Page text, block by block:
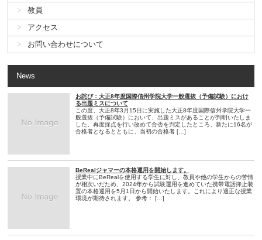
教員
アクセス
お問い合わせについて
News
お詫び：大正8年度国際信州学院大学一般選抜（予備試験）におけ
る出題ミスについて
この度、大正8年3月15日に実施した大正8年度国際信州学院大学一
般選抜（予備試験）において、出題ミスがあることが判明いたしま
した。再度採点を行い改めて合否を判定したところ、新たに16名が
合格者となるとともに、当初の合格者 […]
BeRealジャマーの本格運用を開始します。
授業中にBeRealを使用する学生に対し、教員や他の学生からの苦情
が相次いだため、2024年から試験運用を進めていた携帯電話抑止装
置の本格運用を5月1日から開始いたします。これにより適正な授業
環境が期待されます。 参考： […]